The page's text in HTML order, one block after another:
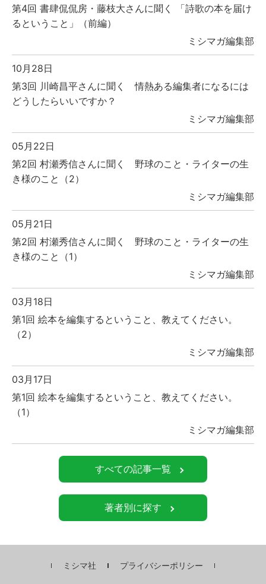
第4回 書肆侃侃房・藤枝大さんに聞く 「詩歌の本を届け
るということ」（前編）
ミシマガ編集部
10月28日
第3回 川崎昌平さんに聞く 情熱ある編集者になるには
どうしたらいいですか？
ミシマガ編集部
05月22日
第2回 村瀬秀信さんに聞く 野球のこと・ライターの生
き様のこと（2）
ミシマガ編集部
05月21日
第2回 村瀬秀信さんに聞く 野球のこと・ライターの生
き様のこと（1）
ミシマガ編集部
03月18日
第1回 絵本を編集するということ、教えてください。
（2）
ミシマガ編集部
03月17日
第1回 絵本を編集するということ、教えてください。
（1）
ミシマガ編集部
すべての記事一覧
著者別に探す
ミシマ社 プライバシーポリシー